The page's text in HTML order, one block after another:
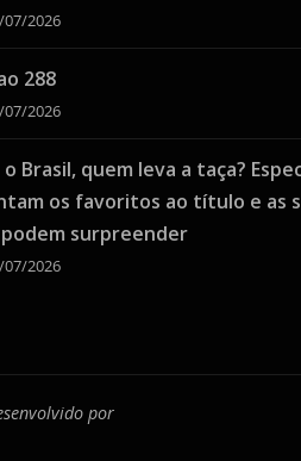
07/2026
288
07/2026
o Brasil, quem leva a taça?
os favoritos ao título e as
surpreender
07/2026
por